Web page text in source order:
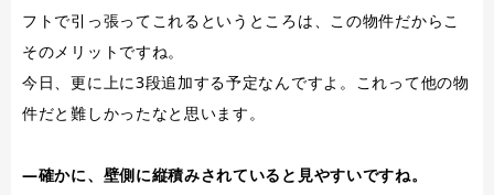
フトで引っ張ってこれるというところは、この物件だからこ
そのメリットですね。
今日、更に上に3段追加する予定なんですよ。これって他の物
件だと難しかったなと思います。
―確かに、壁側に縦積みされていると見やすいですね。